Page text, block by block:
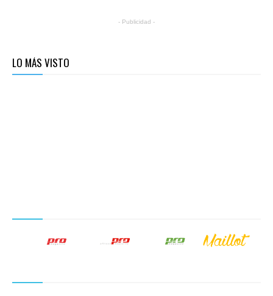
- Publicidad -
LO MÁS VISTO